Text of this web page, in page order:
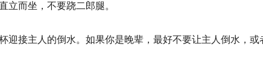
立而坐，不要跷二郎腿。
迎接主人的倒水。如果你是晚辈，最好不要让主人倒水，或